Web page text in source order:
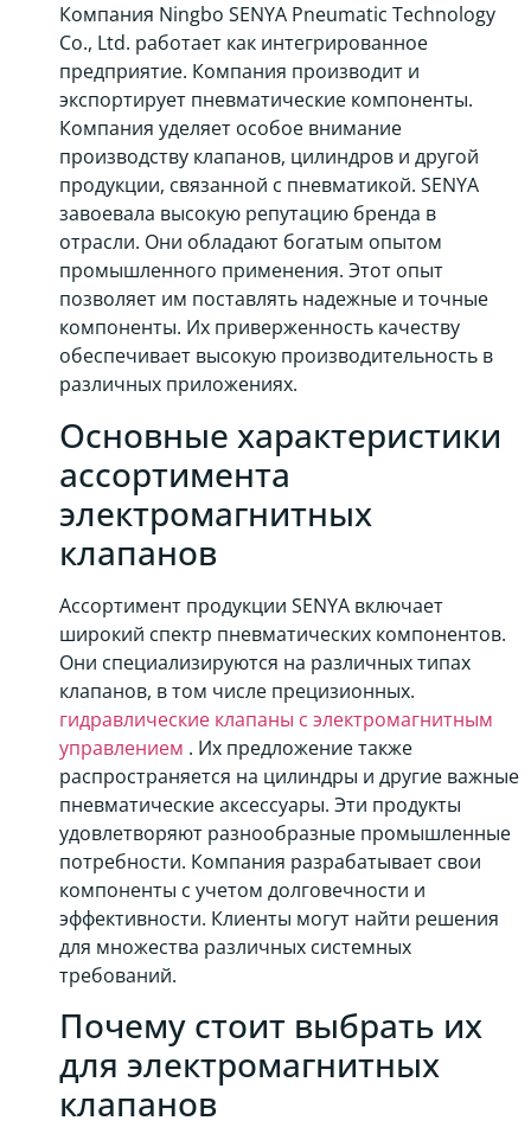
Компания Ningbo SENYA Pneumatic Technology
Co., Ltd. работает как интегрированное
предприятие. Компания производит и
экспортирует пневматические компоненты.
Компания уделяет особое внимание
производству клапанов, цилиндров и другой
продукции, связанной с пневматикой. SENYA
завоевала высокую репутацию бренда в
отрасли. Они обладают богатым опытом
промышленного применения. Этот опыт
позволяет им поставлять надежные и точные
компоненты. Их приверженность качеству
обеспечивает высокую производительность в
различных приложениях.
Основные характеристики
ассортимента
электромагнитных
клапанов
Ассортимент продукции SENYA включает
широкий спектр пневматических компонентов.
Они специализируются на различных типах
клапанов, в том числе прецизионных.
гидравлические клапаны с электромагнитным
управлением . Их предложение также
распространяется на цилиндры и другие важные
пневматические аксессуары. Эти продукты
удовлетворяют разнообразные промышленные
потребности. Компания разрабатывает свои
компоненты с учетом долговечности и
эффективности. Клиенты могут найти решения
для множества различных системных
требований.
Почему стоит выбрать их
для электромагнитных
клапанов